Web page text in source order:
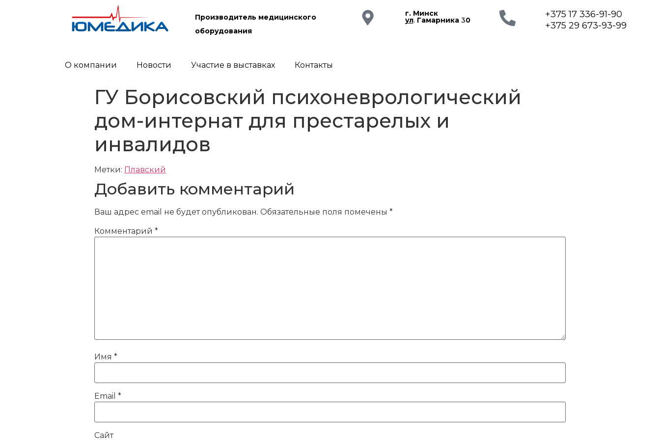
Производитель медицинского
оборудования
г. Минск
ул. Гамарника 30
+375 17 336-91-90
+375 29 673-93-99
О компании Новости Участие в выставках Контакты
ГУ Борисовский психоневрологический
дом-интернат для престарелых и
инвалидов
Метки: Плавский
Добавить комментарий
Ваш адрес email не будет опубликован. Обязательные поля помечены *
Комментарий *
Имя *
Email *
Сайт